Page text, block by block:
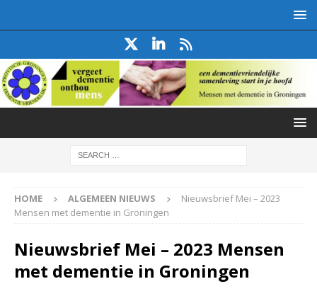
HOME ALGEMEEN NIEUWS
Nieuwsbrief Mei – 2023
Mensen met dementie in Groningen
Nieuwsbrief Mei – 2023 Mensen
met dementie in Groningen